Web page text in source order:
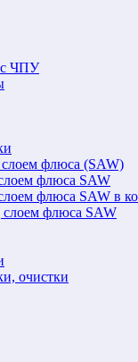
с ЧПУ
слоем флюса (SAW)
флюса SAW
флюса SAW в
слоем флюса SAW
очистки